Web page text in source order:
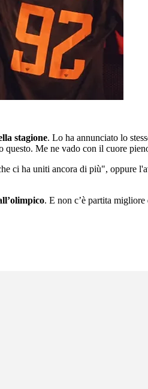
stagione. Lo ha annunciato lo
questo. Me ne vado con il cuore
ci ha uniti ancora di più", oppure
. E non c’è partita